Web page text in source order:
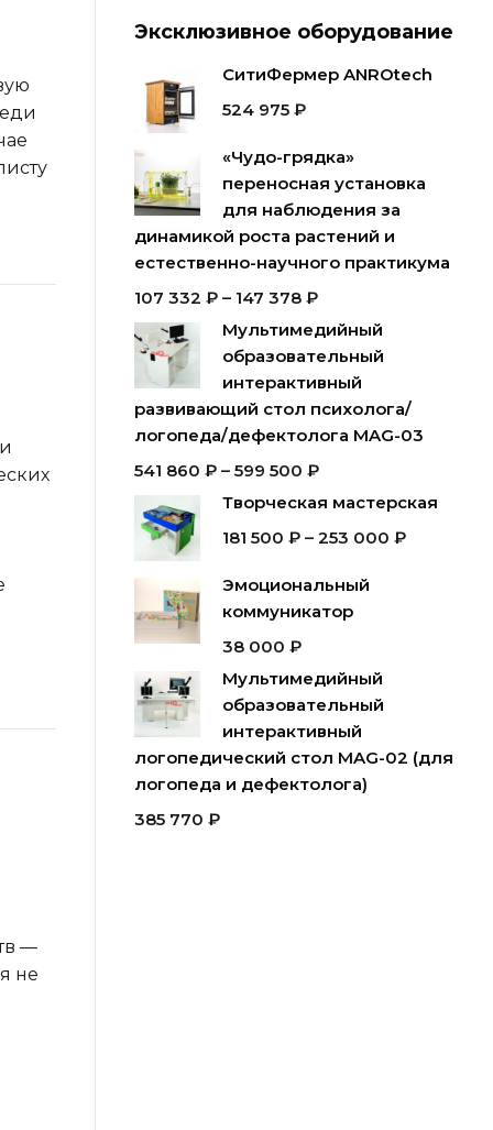
—
не
Эксклюзивное оборудование
СитиФермер ANROtech
524 975 ₽
«Чудо-грядка»
переносная установка
для наблюдения за
динамикой роста растений и
естественно-научного практикума
107 332 ₽– 147 378 ₽
Мультимедийный
образовательный
интерактивный
развивающий стол психолога/
логопеда/дефектолога MAG-03
541 860 ₽– 599 500 ₽
Творческая мастерская
181 500 ₽– 253 000 ₽
Эмоциональный
коммуникатор
38 000 ₽
Мультимедийный
образовательный
интерактивный
логопедический стол MAG-02 (для
логопеда и дефектолога)
385 770 ₽